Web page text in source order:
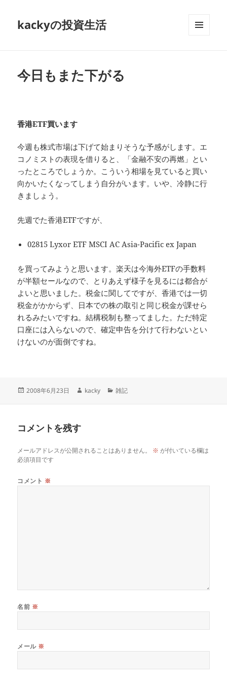
kackyの投資生活
今日もまた下がる
香港ETF買います
今週も株式市場は下げて始まりそうな予感がします。エ
コノミストの表現を借りると、「金融不安の再燃」とい
ったところでしょうか。こういう相場を見ていると買い
向かいたくなってしまう自分がいます。いや、冷静に行
きましょう。
先週でた香港ETFですが、
02815 Lyxor ETF MSCI AC Asia-Pacific ex Japan
を買ってみようと思います。楽天は今海外ETFの手数料
が半額セールなので、とりあえず様子を見るには都合が
よいと思いました。税金に関してですが、香港では一切
税金がかからず、日本での株の取引と同じ税金が課せら
れるみたいですね。結構税制も整ってました。ただ特定
口座には入らないので、確定申告を分けて行わないとい
けないのが面倒ですね。
投
2008年6月23日
作
kacky
カ
雑記
コメントを残す
メールアドレスが公開されることはありません。 ※ が付いている欄は
必須項目です
コメント ※
名前 ※
メール ※